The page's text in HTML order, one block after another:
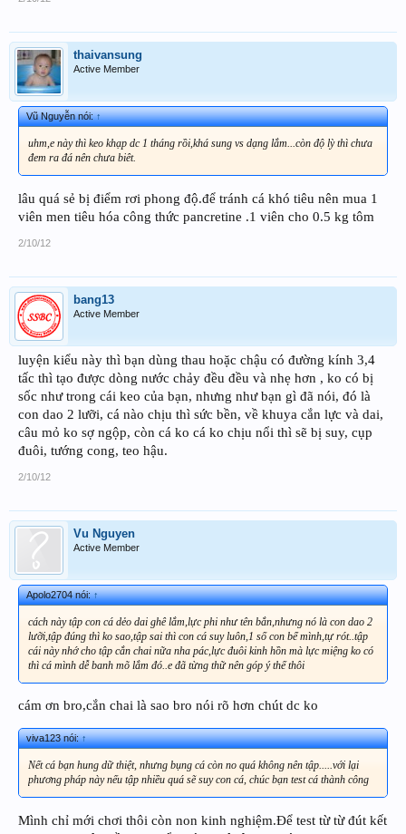
thaivansung
Active Member
Vũ Nguyễn nói:↑
uhm,e này thì keo khạp dc 1 tháng rồi,khá sung vs dạng lắm...còn độ lỳ thì chưa
đem ra đá nên chưa biêt.
lâu quá sẻ bị điểm rơi phong độ.để tránh cá khó tiêu nên mua 1
viên men tiêu hóa công thức pancretine .1 viên cho 0.5 kg tôm
2/10/12
bang13
Active Member
luyện kiểu này thì bạn dùng thau hoặc chậu có đường kính 3,4
tấc thì tạo được dòng nước chảy đều đều và nhẹ hơn , ko có bị
sốc như trong cái keo của bạn, nhưng như bạn gì đã nói, đó là
con dao 2 lưỡi, cá nào chịu thì sức bền, về khuya cắn lực và dai,
câu mỏ ko sợ ngộp, còn cá ko cá ko chịu nổi thì sẽ bị suy, cụp
đuôi, tướng cong, teo hậu.
2/10/12
Vu Nguyen
Active Member
Apolo2704 nói:↑
cách này tập con cá dẻo dai ghê lắm,lực phi như tên bắn,nhưng nó là con dao 2
lưỡi,tập đúng thì ko sao,tập sai thì con cá suy luôn,1 số con bể mình,tự rót..tập
cái này nhớ cho tập cắn chai nữa nha pác,lực đuôi kinh hồn mà lực miệng ko có
thì cá mình dễ banh mõ lắm đó..e đã từng thữ nên góp ý thế thôi
cám ơn bro,cắn chai là sao bro nói rõ hơn chút dc ko
viva123 nói:↑
Nết cá bạn hung dữ thiệt, nhưng bụng cá còn no quá không nên tập.....với lại
phương pháp này nếu tập nhiều quá sẽ suy con cá, chúc bạn test cá thành công
Mình chỉ mới chơi thôi còn non kinh nghiệm.Để test từ từ đút kết